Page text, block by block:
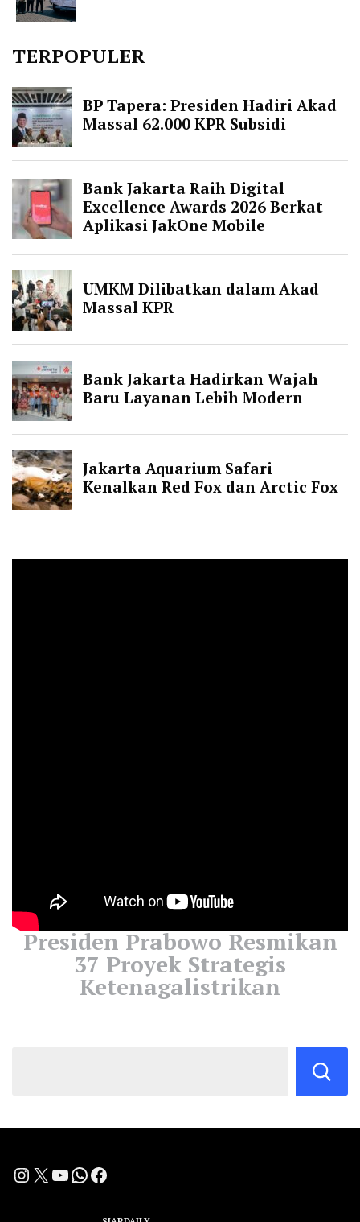
TERPOPULER
Presiden Prabowo Resmikan
37 Proyek Strategis
Ketenagalistrikan
Instagram
X YouTube
WhatsApp
Facebook